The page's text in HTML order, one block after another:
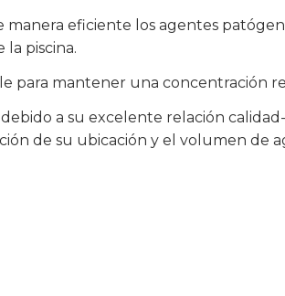
manera eficiente los agentes
la piscina.
para mantener una concentración
a su excelente relación
de su ubicación y el volumen de